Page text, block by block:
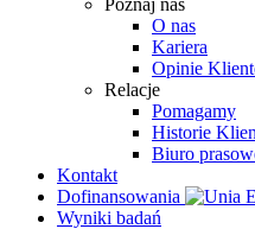
O nas
Kariera
Opinie
Relacje
Pomagamy
Historie
Biuro
Kontakt
Dofinansowania
Wyniki badań